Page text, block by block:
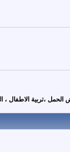
،تربية الاطفال ،